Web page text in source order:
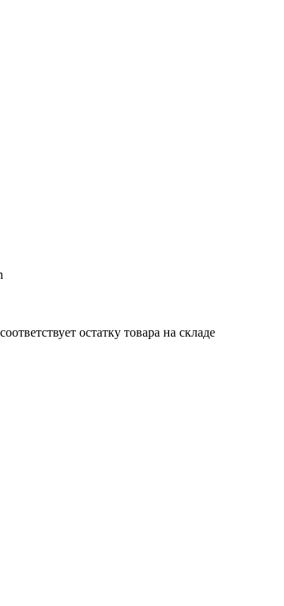
остатку товара на складе